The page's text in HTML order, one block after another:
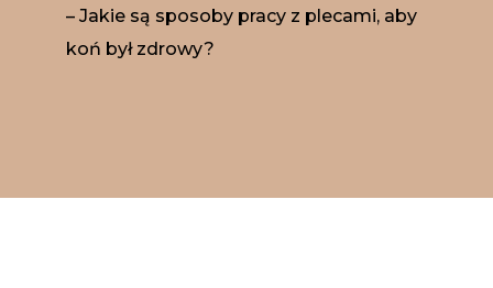
– Jakie są sposoby pracy z plecami, aby
koń był zdrowy?